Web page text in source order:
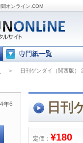
オンライン.COM
＞ 日刊ゲンダイ（関西版）
日刊
定価： ¥180